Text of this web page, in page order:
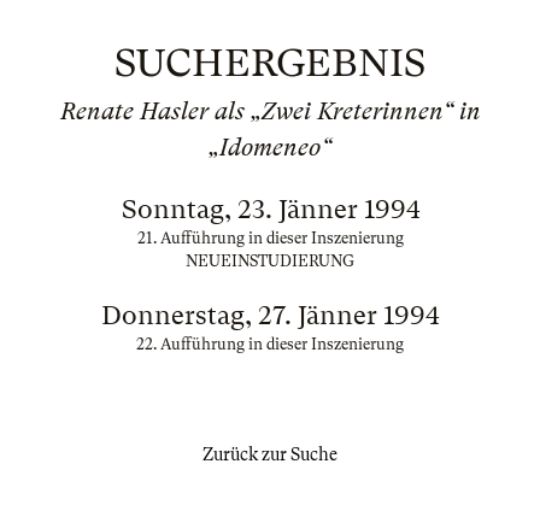
SUCHERGEBNIS
Renate Hasler als „Zwei Kreterinnen“ in
„Idomeneo“
Sonntag, 23. Jänner 1994
21. Aufführung in dieser Inszenierung
NEUEINSTUDIERUNG
Donnerstag, 27. Jänner 1994
22. Aufführung in dieser Inszenierung
Zurück zur Suche